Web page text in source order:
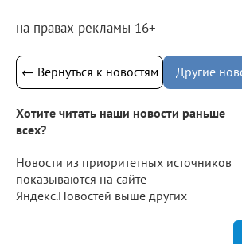
на правах рекламы 16+
← Вернуться к новостям Другие
Хотите читать наши новости раньше
всех?
Новости из приоритетных источников
показываются на сайте
Яндекс.Новостей выше других